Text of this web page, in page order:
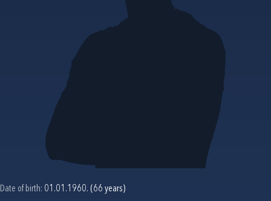
Date of birth: 01.01.1960. (66 years)